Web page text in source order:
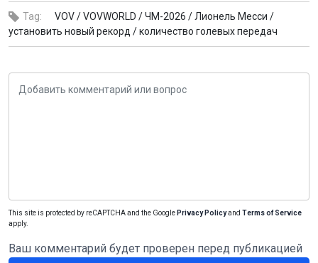
Tag: VOV /VOVWORLD /ЧМ-2026 / Лионель Месси /
установить новый рекорд /количество голевых передач
This site is protected by reCAPTCHA and the Google Privacy Policyand Terms of Service
apply.
Ваш комментарий будет проверен перед публикацией